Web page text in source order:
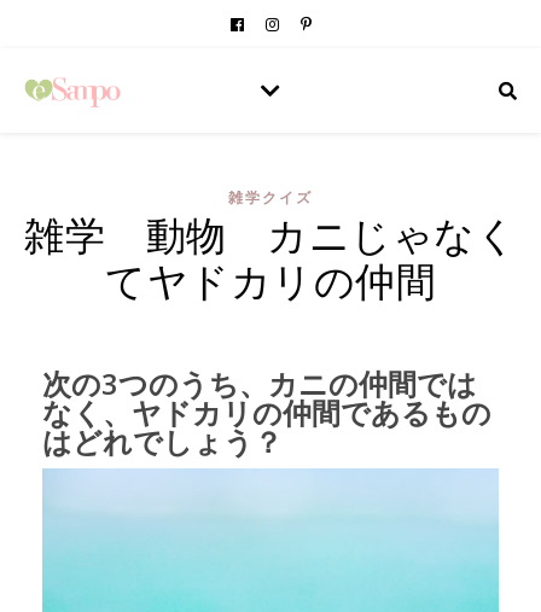
雑学クイズ
雑学 動物 カニじゃなく
てヤドカリの仲間
次の3つのうち、カニの仲間では
なく、ヤドカリの仲間であるもの
はどれでしょう？